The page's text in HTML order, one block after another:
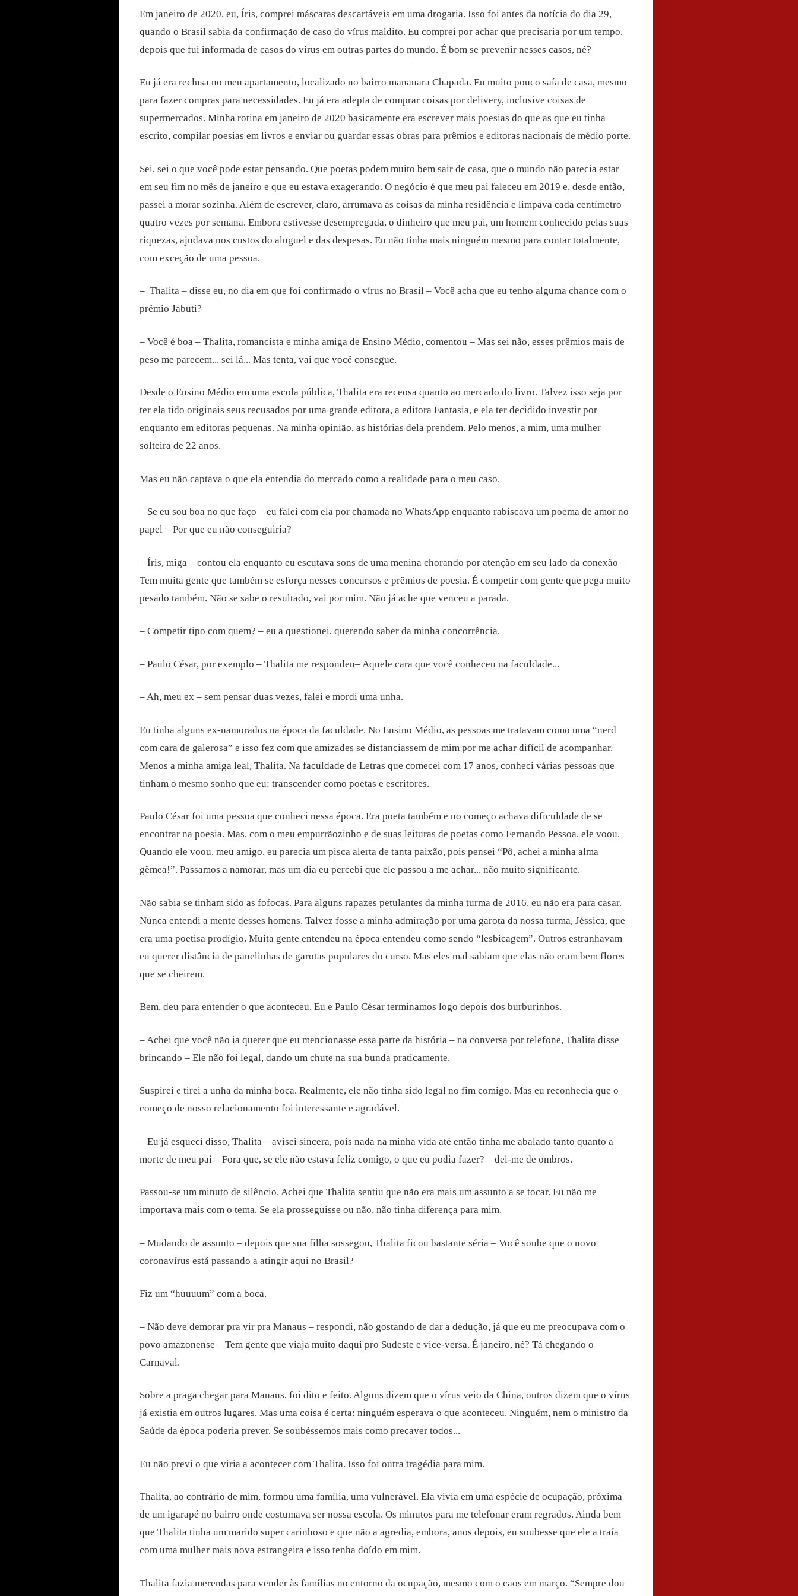
Em janeiro de 2020, eu, Íris, comprei máscaras descartáveis em uma drogaria. Isso foi antes da notícia do dia 29,
quando o Brasil sabia da confirmação de caso do vírus maldito. Eu comprei por achar que precisaria por um tempo,
depois que fui informada de casos do vírus em outras partes do mundo. É bom se prevenir nesses casos, né?
Eu já era reclusa no meu apartamento, localizado no bairro manauara Chapada. Eu muito pouco saía de casa, mesmo
para fazer compras para necessidades. Eu já era adepta de comprar coisas por delivery, inclusive coisas de
supermercados. Minha rotina em janeiro de 2020 basicamente era escrever mais poesias do que as que eu tinha
escrito, compilar poesias em livros e enviar ou guardar essas obras para prêmios e editoras nacionais de médio porte.
Sei, sei o que você pode estar pensando. Que poetas podem muito bem sair de casa, que o mundo não parecia estar
em seu fim no mês de janeiro e que eu estava exagerando. O negócio é que meu pai faleceu em 2019 e, desde então,
passei a morar sozinha. Além de escrever, claro, arrumava as coisas da minha residência e limpava cada centímetro
quatro vezes por semana. Embora estivesse desempregada, o dinheiro que meu pai, um homem conhecido pelas suas
riquezas, ajudava nos custos do aluguel e das despesas. Eu não tinha mais ninguém mesmo para contar totalmente,
com exceção de uma pessoa.
– Thalita – disse eu, no dia em que foi confirmado o vírus no Brasil – Você acha que eu tenho alguma chance com o
prêmio Jabuti?
– Você é boa – Thalita, romancista e minha amiga de Ensino Médio, comentou – Mas sei não, esses prêmios mais de
peso me parecem... sei lá... Mas tenta, vai que você consegue.
Desde o Ensino Médio em uma escola pública, Thalita era receosa quanto ao mercado do livro. Talvez isso seja por
ter ela tido originais seus recusados por uma grande editora, a editora Fantasia, e ela ter decidido investir por
enquanto em editoras pequenas. Na minha opinião, as histórias dela prendem. Pelo menos, a mim, uma mulher
solteira de 22 anos.
Mas eu não captava o que ela entendia do mercado como a realidade para o meu caso.
– Se eu sou boa no que faço – eu falei com ela por chamada no WhatsApp enquanto rabiscava um poema de amor no
papel – Por que eu não conseguiria?
– Íris, miga – contou ela enquanto eu escutava sons de uma menina chorando por atenção em seu lado da conexão –
Tem muita gente que também se esforça nesses concursos e prêmios de poesia. É competir com gente que pega muito
pesado também. Não se sabe o resultado, vai por mim. Não já ache que venceu a parada.
– Competir tipo com quem? – eu a questionei, querendo saber da minha concorrência.
– Paulo César, por exemplo – Thalita me respondeu– Aquele cara que você conheceu na faculdade...
– Ah, meu ex – sem pensar duas vezes, falei e mordi uma unha.
Eu tinha alguns ex-namorados na época da faculdade. No Ensino Médio, as pessoas me tratavam como uma “nerd
com cara de galerosa” e isso fez com que amizades se distanciassem de mim por me achar difícil de acompanhar.
Menos a minha amiga leal, Thalita. Na faculdade de Letras que comecei com 17 anos, conheci várias pessoas que
tinham o mesmo sonho que eu: transcender como poetas e escritores.
Paulo César foi uma pessoa que conheci nessa época. Era poeta também e no começo achava dificuldade de se
encontrar na poesia. Mas, com o meu empurrãozinho e de suas leituras de poetas como Fernando Pessoa, ele voou.
Quando ele voou, meu amigo, eu parecia um pisca alerta de tanta paixão, pois pensei “Pô, achei a minha alma
gêmea!”. Passamos a namorar, mas um dia eu percebi que ele passou a me achar... não muito significante.
Não sabia se tinham sido as fofocas. Para alguns rapazes petulantes da minha turma de 2016, eu não era para casar.
Nunca entendi a mente desses homens. Talvez fosse a minha admiração por uma garota da nossa turma, Jéssica, que
era uma poetisa prodígio. Muita gente entendeu na época entendeu como sendo “lesbicagem”. Outros estranhavam
eu querer distância de panelinhas de garotas populares do curso. Mas eles mal sabiam que elas não eram bem flores
que se cheirem.
Bem, deu para entender o que aconteceu. Eu e Paulo César terminamos logo depois dos burburinhos.
– Achei que você não ia querer que eu mencionasse essa parte da história – na conversa por telefone, Thalita disse
brincando – Ele não foi legal, dando um chute na sua bunda praticamente.
Suspirei e tirei a unha da minha boca. Realmente, ele não tinha sido legal no fim comigo. Mas eu reconhecia que o
começo de nosso relacionamento foi interessante e agradável.
– Eu já esqueci disso, Thalita – avisei sincera, pois nada na minha vida até então tinha me abalado tanto quanto a
morte de meu pai – Fora que, se ele não estava feliz comigo, o que eu podia fazer? – dei-me de ombros.
Passou-se um minuto de silêncio. Achei que Thalita sentiu que não era mais um assunto a se tocar. Eu não me
importava mais com o tema. Se ela prosseguisse ou não, não tinha diferença para mim.
– Mudando de assunto – depois que sua filha sossegou, Thalita ficou bastante séria – Você soube que o novo
coronavírus está passando a atingir aqui no Brasil?
Fiz um “huuuum” com a boca.
– Não deve demorar pra vir pra Manaus – respondi, não gostando de dar a dedução, já que eu me preocupava com o
povo amazonense – Tem gente que viaja muito daqui pro Sudeste e vice-versa. É janeiro, né? Tá chegando o
Carnaval.
Sobre a praga chegar para Manaus, foi dito e feito. Alguns dizem que o vírus veio da China, outros dizem que o vírus
já existia em outros lugares. Mas uma coisa é certa: ninguém esperava o que aconteceu. Ninguém, nem o ministro da
Saúde da época poderia prever. Se soubéssemos mais como precaver todos...
Eu não previ o que viria a acontecer com Thalita. Isso foi outra tragédia para mim.
Thalita, ao contrário de mim, formou uma família, uma vulnerável. Ela vivia em uma espécie de ocupação, próxima
de um igarapé no bairro onde costumava ser nossa escola. Os minutos para me telefonar eram regrados. Ainda bem
que Thalita tinha um marido super carinhoso e que não a agredia, embora, anos depois, eu soubesse que ele a traía
com uma mulher mais nova estrangeira e isso tenha doído em mim.
Thalita fazia merendas para vender às famílias no entorno da ocupação, mesmo com o caos em março. “Sempre dou